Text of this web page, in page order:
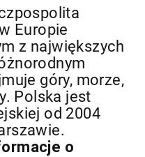
Europie
z największych
góry, morze,
Polska jest
od 2004
o